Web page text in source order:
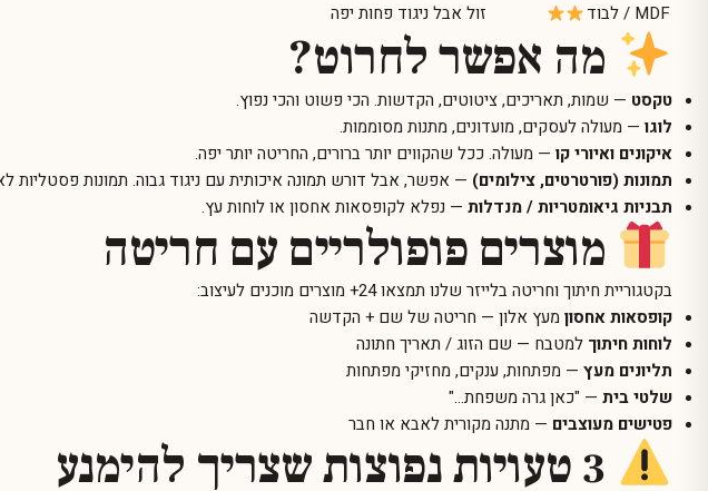
MDF / לבוד
זול אבל ניגוד פחות יפה
מה אפשר לחרוט?
טקסט — שמות, תאריכים, ציטוטים, הקדשות. הכי פשוט והכי נפוץ.
לוגו — מעולה לעסקים, מועדונים, מתנות מסוממות.
איקונים ואיורי קו — מעולה. ככל שהקווים יותר ברורים, החריטה יותר יפה.
תמונות (פורטרטים, צילומים) — אפשר, אבל דורש תמונה איכותית עם ניגוד גבוה. תמונות פסטליות
תבניות גיאומטריות / מנדלות — נפלא לקופסאות אחסון או לוחות עץ.
מוצרים פופולריים עם חריטה
בקטגוריית חיתוך וחריטה בלייזר שלנו תמצאו 24+ מוצרים מוכנים לעיצוב:
קופסאות אחסון מעץ אלון — חריטה של שם + הקדשה
לוחות חיתוך למטבח — שם הזוג / תאריך חתונה
תליונים מעץ — מפתחות, ענקים, מחזיקי מפתחות
שלטי בית — "כאן גרה משפחת…"
פטישים מעוצבים — מתנה מקורית לאבא או חבר